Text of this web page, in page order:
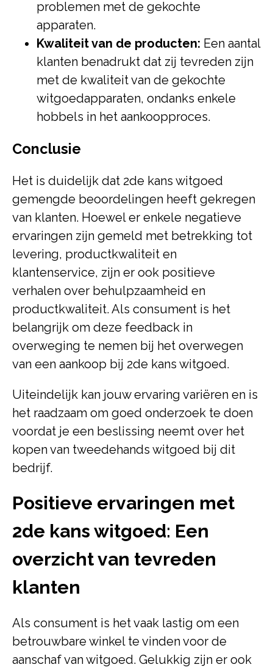
problemen met de gekochte
apparaten.
Kwaliteit van de producten: Een aantal
klanten benadrukt dat zij tevreden zijn
met de kwaliteit van de gekochte
witgoedapparaten, ondanks enkele
hobbels in het aankoopproces.
Conclusie
Het is duidelijk dat 2de kans witgoed
gemengde beoordelingen heeft gekregen
van klanten. Hoewel er enkele negatieve
ervaringen zijn gemeld met betrekking tot
levering, productkwaliteit en
klantenservice, zijn er ook positieve
verhalen over behulpzaamheid en
productkwaliteit. Als consument is het
belangrijk om deze feedback in
overweging te nemen bij het overwegen
van een aankoop bij 2de kans witgoed.
Uiteindelijk kan jouw ervaring variëren en is
het raadzaam om goed onderzoek te doen
voordat je een beslissing neemt over het
kopen van tweedehands witgoed bij dit
bedrijf.
Positieve ervaringen met
2de kans witgoed: Een
overzicht van tevreden
klanten
Als consument is het vaak lastig om een
betrouwbare winkel te vinden voor de
aanschaf van witgoed. Gelukkig zijn er ook